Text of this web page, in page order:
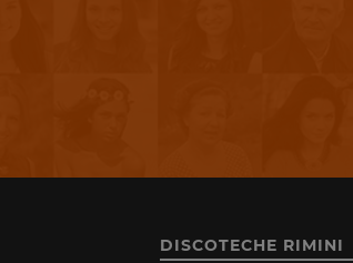
DISCOTECHE RIMINI